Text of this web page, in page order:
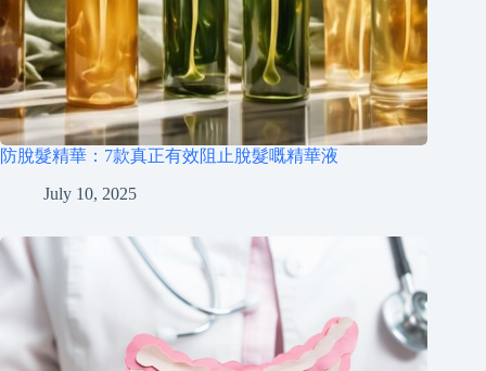
防脫髮精華：7款真正有效阻止脫髮嘅精華液
July 10, 2025